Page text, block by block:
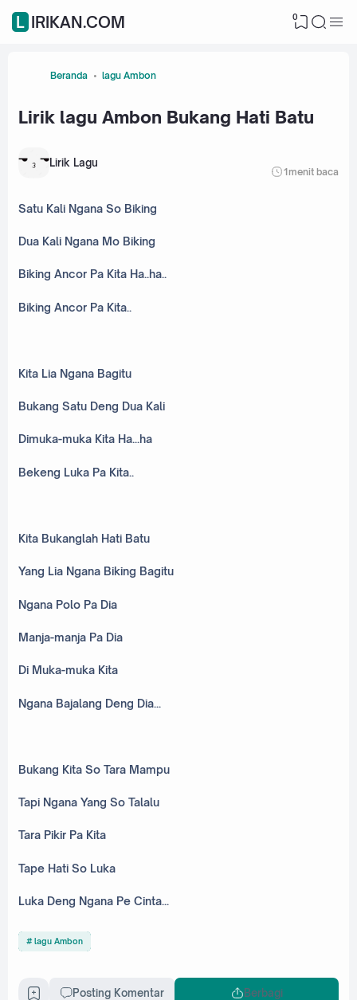
LIRIKAN.COM 0
Beranda lagu Ambon
Lirik lagu Ambon Bukang Hati Batu
Lirik Lagu
1menit baca
Satu Kali Ngana So Biking
Dua Kali Ngana Mo Biking
Biking Ancor Pa Kita Ha..ha..
Biking Ancor Pa Kita..
Kita Lia Ngana Bagitu
Bukang Satu Deng Dua Kali
Dimuka-muka Kita Ha...ha
Bekeng Luka Pa Kita..
Kita Bukanglah Hati Batu
Yang Lia Ngana Biking Bagitu
Ngana Polo Pa Dia
Manja-manja Pa Dia
Di Muka-muka Kita
Ngana Bajalang Deng Dia...
Bukang Kita So Tara Mampu
Tapi Ngana Yang So Talalu
Tara Pikir Pa Kita
Tape Hati So Luka
Luka Deng Ngana Pe Cinta...
lagu Ambon
Posting Komentar Berbagi